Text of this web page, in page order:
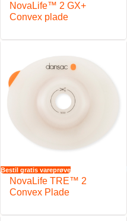
NovaLife™ 2 GX+
Convex plade
Bestil gratis vareprøve
NovaLife TRE™ 2
Convex Plade